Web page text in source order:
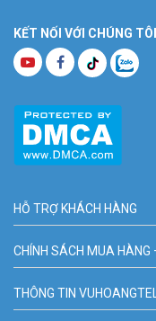
KẾT NỐI VỚI CHÚNG TÔI
HỖ TRỢ KHÁCH HÀNG
CHÍNH SÁCH MUA HÀNG
THÔNG TIN